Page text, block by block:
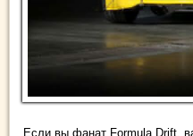
Если вы фанат Formula Drift,